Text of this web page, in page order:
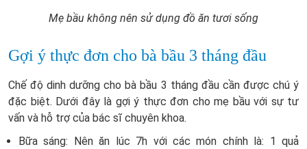
Mẹ bầu không nên sử dụng đồ ăn tươi sống
Gợi ý thực đơn cho bà bầu 3 tháng đầu
Chế độ dinh dưỡng cho bà bầu 3 tháng đầu cần được chú ý
đặc biệt. Dưới đây là gợi ý thực đơn cho mẹ bầu với sự tư
vấn và hỗ trợ của bác sĩ chuyên khoa.
Bữa sáng: Nên ăn lúc 7h với các món chính là: 1 quả